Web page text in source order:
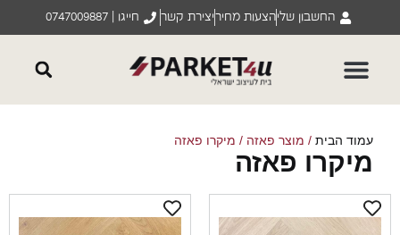
החשבון שליהצעות מחיריצירת קשר חייגו | 0747009887
הבית/ מוצר פאזה / מיקרו פאזה
פאזה